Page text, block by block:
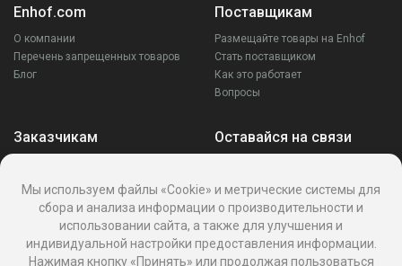
Enhof.com
О компании
Перечень запрещенных товаров
Блог
Поставщикам
Размещайте товары на Enhof
Стать поставщиком
Как это работает
Вопросы
Заказчикам
Написать поставщику
Реквизиты
Оставайся на связи
Мы используем файлы «Cookie» и метрические системы для
сбора и анализа информации о производительности и
использовании сайта, а также для улучшения и
индивидуальной настройки предоставления информации.
Нажимая кнопку «Принять» или продолжая пользоваться